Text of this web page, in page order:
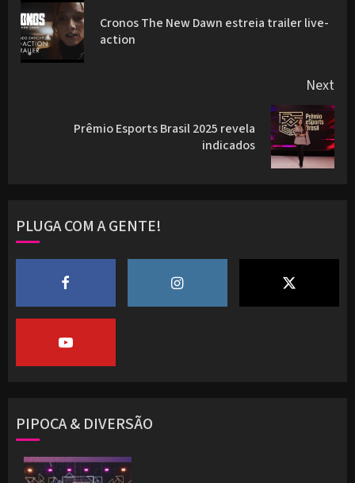
navigation
Cronos The New Dawn estreia trailer live-
action
Next
Prêmio Esports Brasil 2025 revela
indicados
PLUGA COM A GENTE!
PIPOCA & DIVERSÃO